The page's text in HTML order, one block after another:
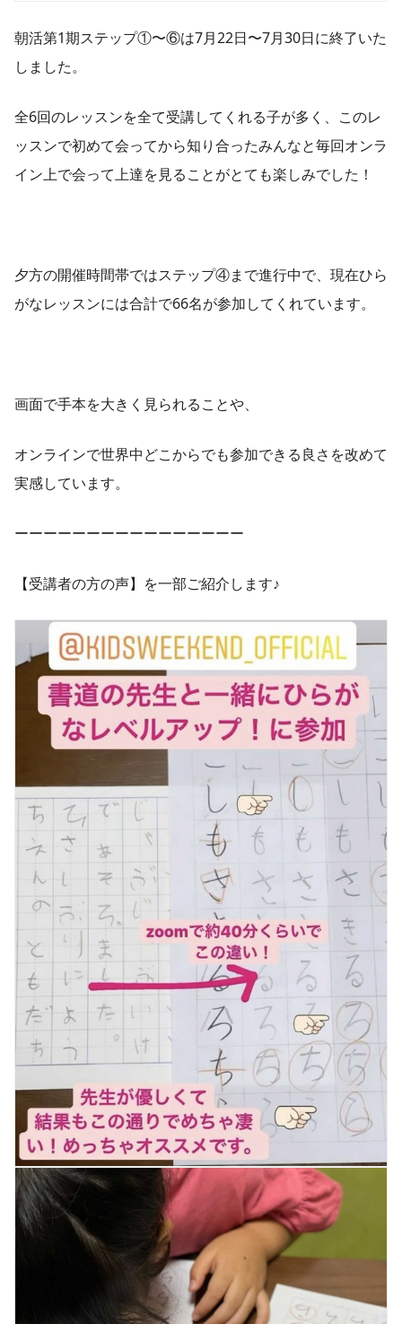
朝活第1期ステップ①〜⑥は7月22日〜7月30日に終了いた
しました。
全6回のレッスンを全て受講してくれる子が多く、このレ
ッスンで初めて会ってから知り合ったみんなと毎回オンラ
イン上で会って上達を見ることがとても楽しみでした！
夕方の開催時間帯ではステップ④まで進行中で、現在ひら
がなレッスンには合計で66名が参加してくれています。
画面で手本を大きく見られることや、
オンラインで世界中どこからでも参加できる良さを改めて
実感しています。
ーーーーーーーーーーーーーーーー
【受講者の方の声】を一部ご紹介します♪